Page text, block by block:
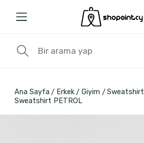
Ana Sayfa Erkek Giyim
Sweatshirt
Sweatshirt PETROL